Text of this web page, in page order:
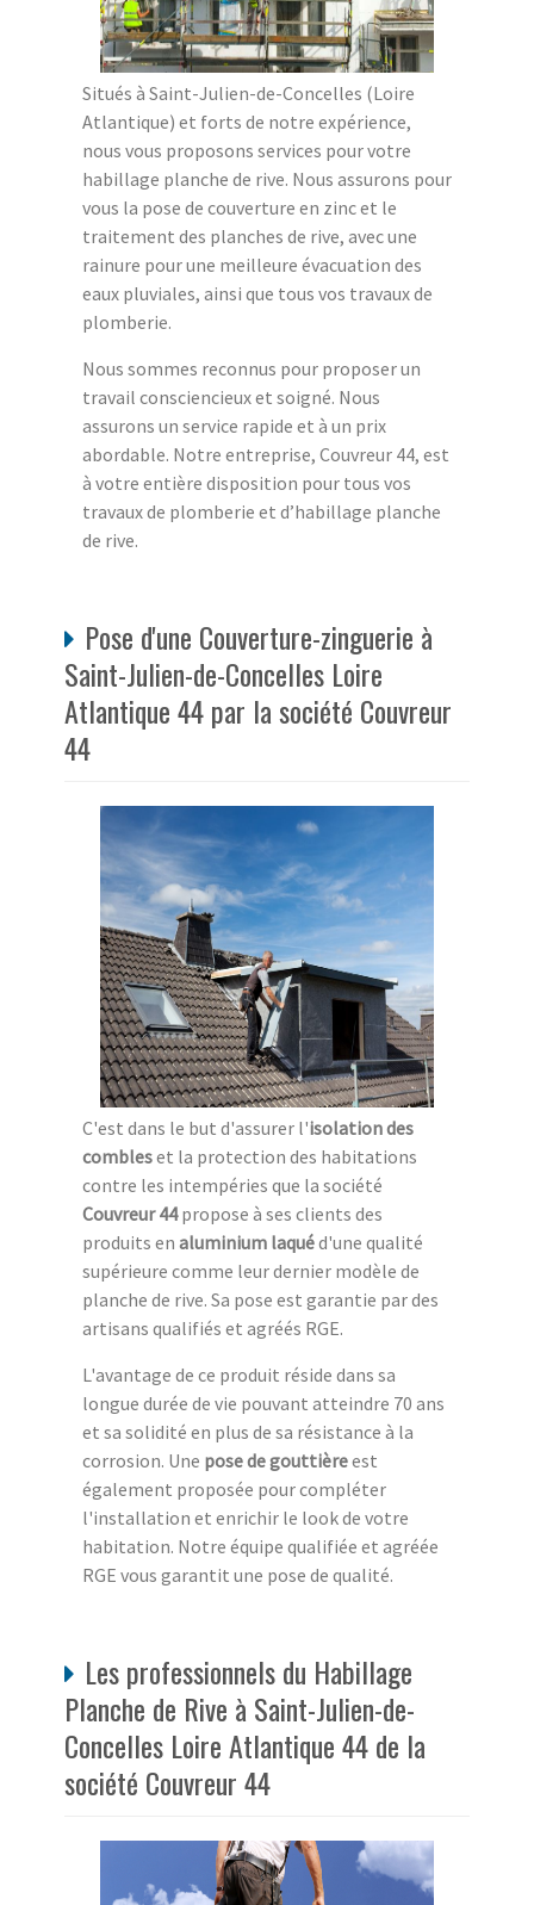
Situés à Saint-Julien-de-Concelles (Loire
Atlantique) et forts de notre expérience,
nous vous proposons services pour votre
habillage planche de rive. Nous assurons pour
vous la pose de couverture en zinc et le
traitement des planches de rive, avec une
rainure pour une meilleure évacuation des
eaux pluviales, ainsi que tous vos travaux de
plomberie.
Nous sommes reconnus pour proposer un
travail consciencieux et soigné. Nous
assurons un service rapide et à un prix
abordable. Notre entreprise, Couvreur 44, est
à votre entière disposition pour tous vos
travaux de plomberie et d’habillage planche
de rive.
Pose d'une Couverture-zinguerie à
Saint-Julien-de-Concelles Loire
Atlantique 44 par la société Couvreur
44
C'est dans le but d'assurer l'isolation des
combleset la protection des habitations
contre les intempéries que la société
Couvreur 44propose à ses clients des
produits en aluminium laquéd'une qualité
supérieure comme leur dernier modèle de
planche de rive. Sa pose est garantie par des
artisans qualifiés et agréés RGE.
L'avantage de ce produit réside dans sa
longue durée de vie pouvant atteindre 70 ans
et sa solidité en plus de sa résistance à la
corrosion. Une pose de gouttièreest
également proposée pour compléter
l'installation et enrichir le look de votre
habitation. Notre équipe qualifiée et agréée
RGE vous garantit une pose de qualité.
Les professionnels du Habillage
Planche de Rive à Saint-Julien-de-
Concelles Loire Atlantique 44 de la
société Couvreur 44